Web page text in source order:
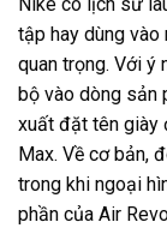
Nike có lịch sử
tập hay dùng
quan trọng. Với ý
bộ vào dòng sản
xuất đặt tên giày
Max. Về cơ bản,
trong khi ngoại
phần của Air